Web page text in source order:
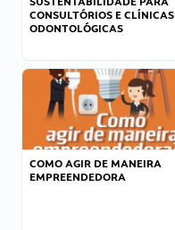
CONSULTÓRIOS E CLÍNICAS
ODONTOLÓGICAS
COMO AGIR DE MANEIRA
EMPREENDEDORA